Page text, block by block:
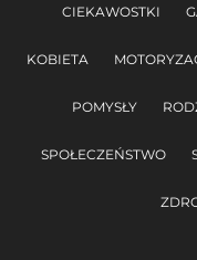
CIEKAWOSTKI
KOBIETA
POMYSŁY
SPOŁECZEŃSTWO